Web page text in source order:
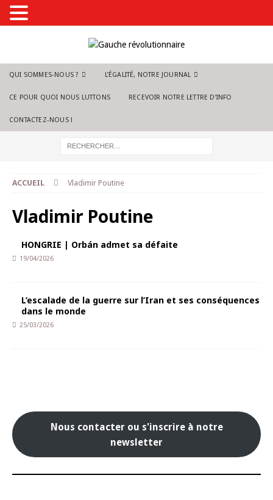
QUI SOMMES-NOUS ? L’ÉGALITÉ, NOTRE JOURNAL
CE POUR QUOI NOUS LUTTONS RECEVOIR NOTRE LETTRE D’INFO
CONTACTEZ-NOUS !
ACCUEIL Vladimir Poutine
Vladimir Poutine
HONGRIE | Orbán admet sa défaite
19/04/2026
L’escalade de la guerre sur l’Iran et ses conséquences
dans le monde
25/03/2026
Nous contacter ou s'inscrire à notre
newsletter